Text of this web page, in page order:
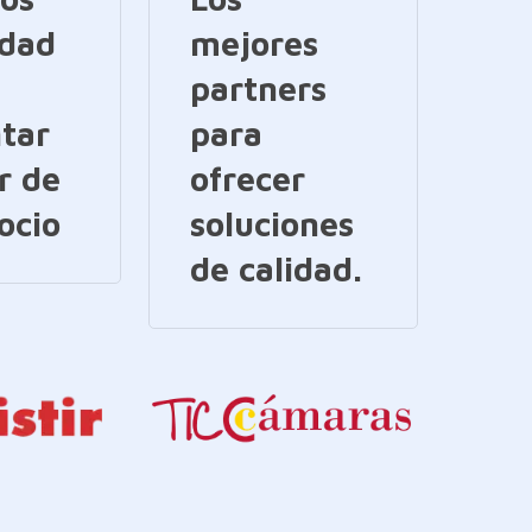
de
mejores
partners
para
ofrecer
soluciones
de calidad.